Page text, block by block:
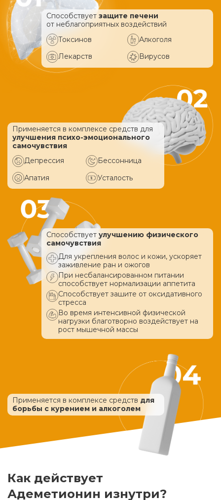
Способствует защите печени
от неблагоприятных воздействий
Токсинов
Алкоголя
Лекарств
Вирусов
Применяется в комплексе средств для
улучшения психо-эмоционального
самочувствия
Депрессия
Бессонница
Апатия
Усталость
Способствует улучшению физического
самочувствия
Для укрепления волос и кожи, ускоряет
заживление ран и ожогов
При несбалансированном питании
способствует нормализации аппетита
Способствует зашите от оксидативного
стресса
Во время интенсивной физической
нагрузки благотворно воздействует на
рост мышечной массы
Применяется в комплексе средств для
борьбы с курением и алкоголем
Как действует
Адеметионин изнутри?